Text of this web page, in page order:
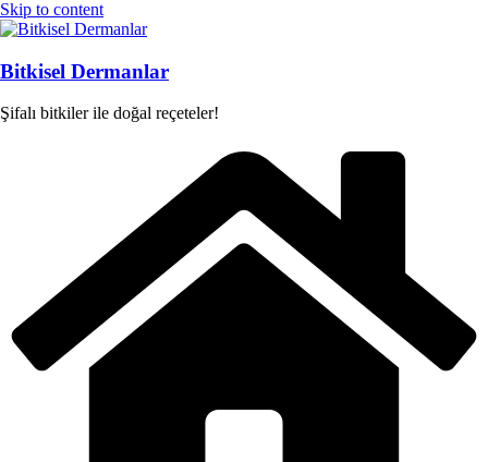
Skip to content
Bitkisel Dermanlar
Şifalı bitkiler ile doğal reçeteler!